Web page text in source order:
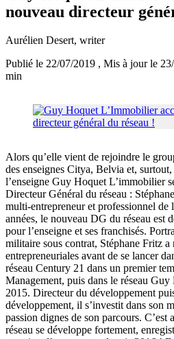
nouveau directeur
Aurélien Desert, writer
Publié le 22/07/2019 , Mis à jour le
min
Alors qu’elle vient de rejoindre le
des enseignes Citya, Belvia et,
l’enseigne Guy Hoquet L’immobilier
Directeur Général du réseau :
multi-entrepreneur et professionnel de
années, le nouveau DG du réseau est
pour l’enseigne et ses franchisés.
militaire sous contrat, Stéphane Fritz
entrepreneuriales avant de se lancer
réseau Century 21 dans un premier
Management, puis dans le réseau
2015. Directeur du développement
développement, il s’investit dans son
passion dignes de son parcours. C’est
réseau se développe fortement,